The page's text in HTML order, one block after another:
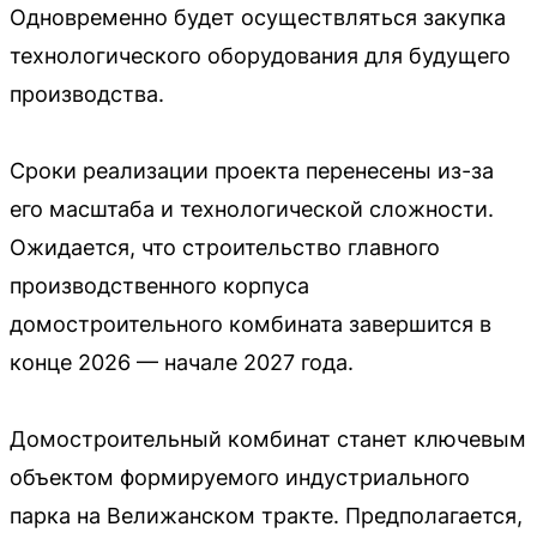
Одновременно будет осуществляться закупка
технологического оборудования для будущего
производства.
Сроки реализации проекта перенесены из-за
его масштаба и технологической сложности.
Ожидается, что строительство главного
производственного корпуса
домостроительного комбината завершится в
конце 2026 — начале 2027 года.
Домостроительный комбинат станет ключевым
объектом формируемого индустриального
парка на Велижанском тракте. Предполагается,